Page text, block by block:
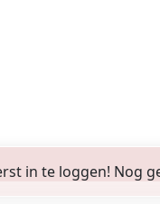
in te loggen! Nog